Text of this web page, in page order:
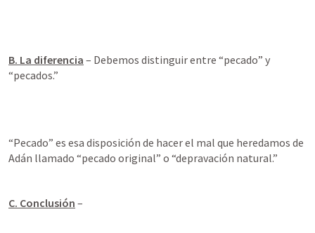
B. La diferencia – Debemos distinguir entre “pecado” y
“pecados.”
“Pecado” es esa disposición de hacer el mal que heredamos de
Adán llamado “pecado original” o “depravación natural.”
C. Conclusión –